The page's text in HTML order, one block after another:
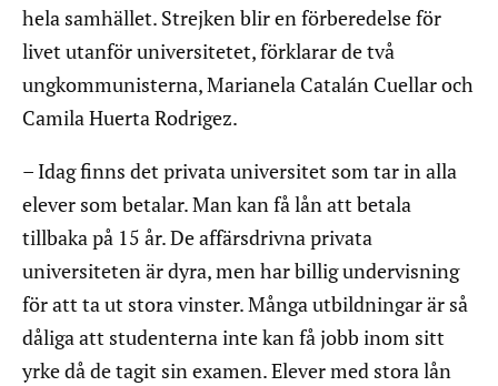
hela samhället. Strejken blir en förberedelse för
livet utanför universitetet, förklarar de två
ungkommunisterna, Marianela Catalán Cuellar och
Camila Huerta Rodrigez.
– Idag finns det privata universitet som tar in alla
elever som betalar. Man kan få lån att betala
tillbaka på 15 år. De affärsdrivna privata
universiteten är dyra, men har billig undervisning
för att ta ut stora vinster. Många utbildningar är så
dåliga att studenterna inte kan få jobb inom sitt
yrke då de tagit sin examen. Elever med stora lån